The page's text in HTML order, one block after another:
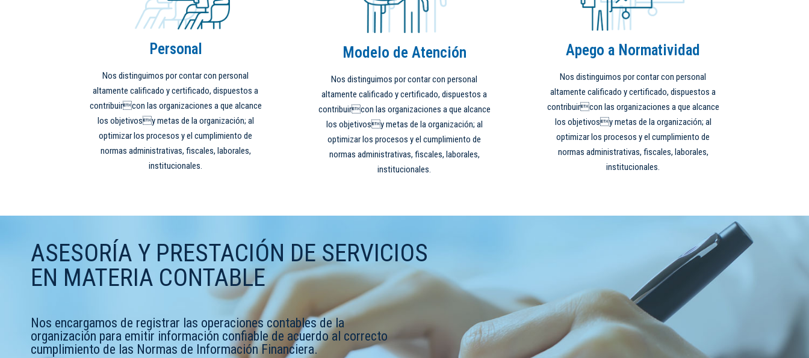
Personal
Nos distinguimos por contar con personal
altamente calificado y certificado, dispuestos a
contribuircon las organizaciones a que alcance
los objetivosy metas de la organización; al
optimizar los procesos y el cumplimiento de
normas administrativas, fiscales, laborales,
institucionales.
Modelo de Atención
Nos distinguimos por contar con personal
altamente calificado y certificado, dispuestos a
contribuircon las organizaciones a que alcance
los objetivosy metas de la organización; al
optimizar los procesos y el cumplimiento de
normas administrativas, fiscales, laborales,
institucionales.
Apego a Normatividad
Nos distinguimos por contar con personal
altamente calificado y certificado, dispuestos a
contribuircon las organizaciones a que alcance
los objetivosy metas de la organización; al
optimizar los procesos y el cumplimiento de
normas administrativas, fiscales, laborales,
institucionales.
ASESORÍA Y PRESTACIÓN DE SERVICIOS
EN MATERIA CONTABLE
Nos encargamos de registrar las operaciones contables de la
organización para emitir información confiable de acuerdo al correcto
cumplimiento de las Normas de Información Financiera.